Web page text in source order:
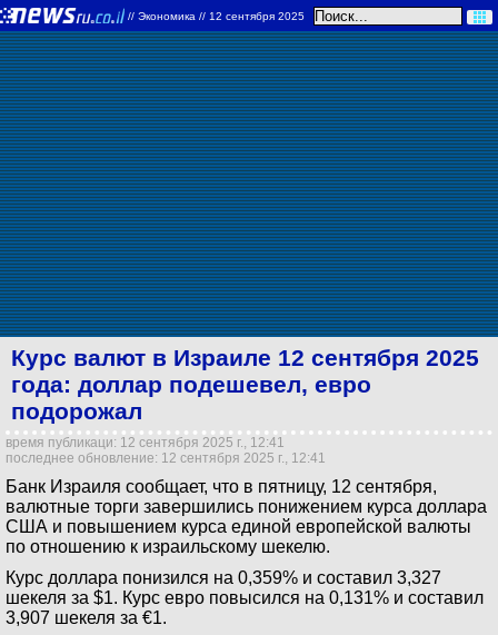
// Экономика // 12 сентября 2025
Курс валют в Израиле 12 сентября 2025
года: доллар подешевел, евро
подорожал
время публикаци: 12 сентября 2025 г., 12:41
последнее обновление: 12 сентября 2025 г., 12:41
Банк Израиля сообщает, что в пятницу, 12 сентября,
валютные торги завершились понижением курса доллара
США и повышением курса единой европейской валюты
по отношению к израильскому шекелю.
Курс доллара понизился на 0,359% и составил 3,327
шекеля за $1. Курс евро повысился на 0,131% и составил
3,907 шекеля за €1.